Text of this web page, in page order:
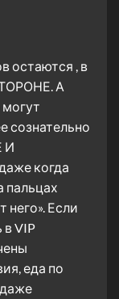
остаются , в
А
могут
сознательно
И
когда
пальцах
него». Если
в VIP
еда по
даже